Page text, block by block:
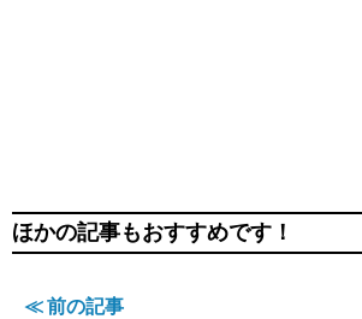
ほかの記事もおすすめです！
≪ 前の記事